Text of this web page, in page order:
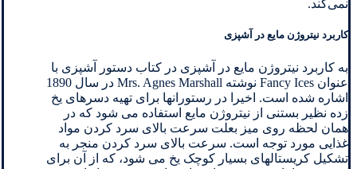
نمی‌کند.
کاربرد نیتروژن مایع در آشپزی
به کاربرد نیتروژن مایع در آشپزی در کتاب دستور آشپزی با
عنوان Fancy Ices نوشته Mrs. Agnes Marshall در سال 1890
اشاره شده است. اخیرا در رستورانها برای تهیه دسرهای یخ
زده نظیر بستنی از نیتروژن مایع استفاده می شود که در
همان لحظه روی میز بعلت سرعت بالای سرد کردن مواد
غذایی مورد توجه است. سرعت بالای سرد کردن منجر به
تشکیل کریستالهای بسیار کوچک یخ می شود، که از آن برای